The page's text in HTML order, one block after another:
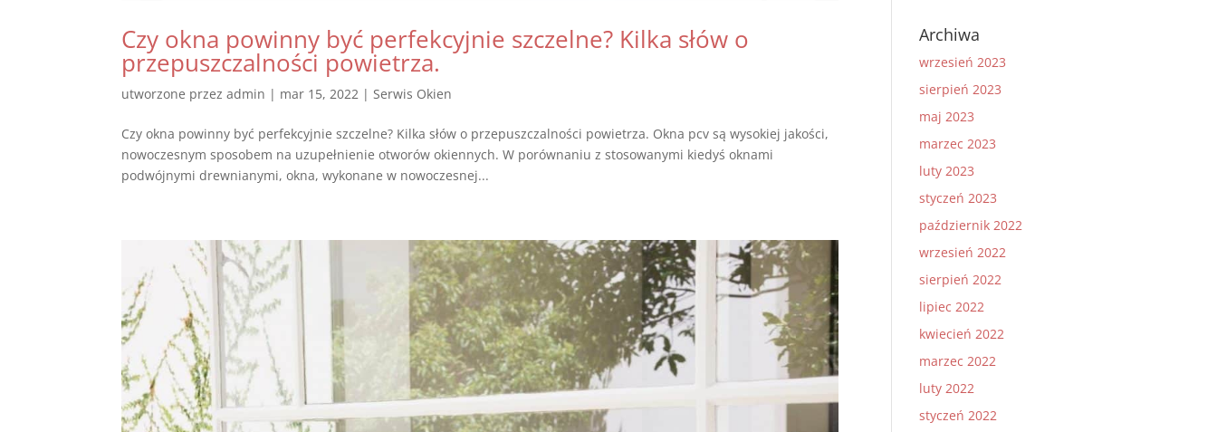
Czy okna powinny być perfekcyjnie szczelne? Kilka słów o
przepuszczalności powietrza.
utworzone przezadmin | mar 15, 2022 | Serwis Okien
Czy okna powinny być perfekcyjnie szczelne? Kilka słów o przepuszczalności powietrza. Okna pcv są wysokiej jakości,
nowoczesnym sposobem na uzupełnienie otworów okiennych. W porównaniu z stosowanymi kiedyś oknami
podwójnymi drewnianymi, okna, wykonane w nowoczesnej...
Archiwa
wrzesień 2023
sierpień 2023
maj 2023
marzec 2023
luty 2023
styczeń 2023
październik 2022
wrzesień 2022
sierpień 2022
lipiec 2022
kwiecień 2022
marzec 2022
luty 2022
styczeń 2022